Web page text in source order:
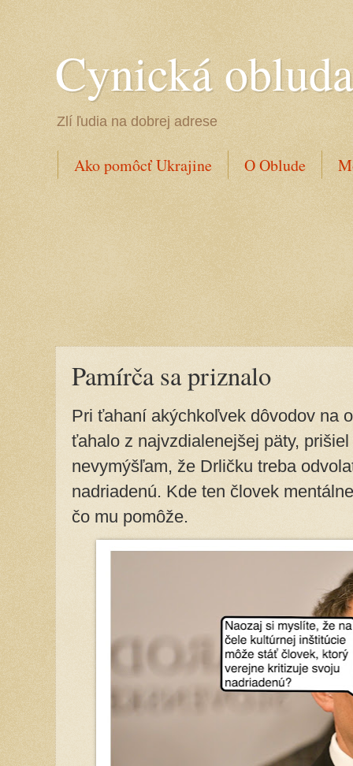
Cynická obluda
Zlí ľudia na dobrej adrese
Ako pomôcť Ukrajine O Oblude
Pamírča sa priznalo
Pri ťahaní akýchkoľvek dôvodov na
ťahalo z najvzdialenejšej päty,
nevymýšľam, že Drličku treba
nadriadenú. Kde ten človek
čo mu pomôže.